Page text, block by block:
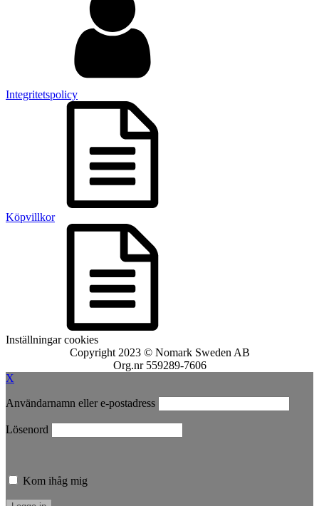
Integritetspolicy
Köpvillkor
Inställningar cookies
Copyright 2023 © Nomark Sweden AB
Org.nr 559289-7606
X
Användarnamn eller e-postadress
Lösenord
Kom ihåg mig